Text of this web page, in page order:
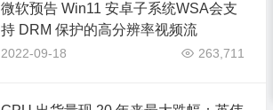
微软预告 Win11 安卓子系统WSA会支
持 DRM 保护的高分辨率视频流
2022-09-18 263,711